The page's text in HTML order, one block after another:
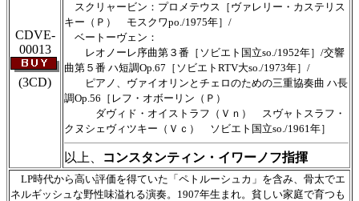
CDVE-
00013
(3CD)
スクリャービン：プロメテウス［ヴァレリー・カステリス
キー（Ｐ） モスクワpo./1975年］/
ベートーヴェン：
レオノーレ序曲第３番［ソビエト国立so./1952年］/交響
曲第５番 ハ短調Op.67［ソビエトRTV大so./1973年］/
ピアノ、ヴァイオリンとチェロのための三重協奏曲 ハ長
調Op.56［レフ・オボーリン（Ｐ）
ダヴィド・オイストラフ（Ｖｎ） スヴャトスラフ・
クヌシェヴィツキー（Ｖｃ） ソビエト国立so./1961年］
以上、 コンスタンティン・イワーノフ指揮
LP時代から高い評価を得ていた「ペトルーシュカ」を含み、骨太でエ
ネルギッシュな野性味溢れる演奏。1907年生まれ。貧しい家庭で育つも